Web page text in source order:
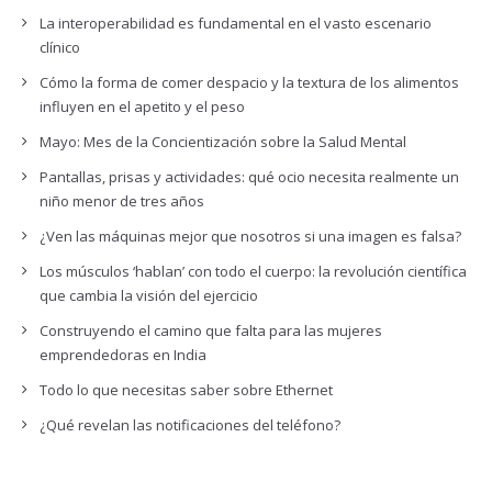
La interoperabilidad es fundamental en el vasto escenario
clínico
Cómo la forma de comer despacio y la textura de los alimentos
influyen en el apetito y el peso
Mayo: Mes de la Concientización sobre la Salud Mental
Pantallas, prisas y actividades: qué ocio necesita realmente un
niño menor de tres años
¿Ven las máquinas mejor que nosotros si una imagen es falsa?
Los músculos ‘hablan’ con todo el cuerpo: la revolución científica
que cambia la visión del ejercicio
Construyendo el camino que falta para las mujeres
emprendedoras en India
Todo lo que necesitas saber sobre Ethernet
¿Qué revelan las notificaciones del teléfono?